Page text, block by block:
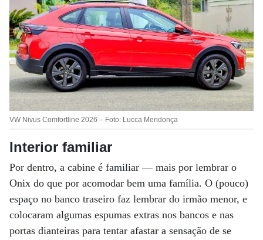
VW Nivus Comfortline 2026 – Foto: Lucca Mendonça
Interior familiar
Por dentro, a cabine é familiar — mais por lembrar o
Onix do que por acomodar bem uma família. O (pouco)
espaço no banco traseiro faz lembrar do irmão menor, e
colocaram algumas espumas extras nos bancos e nas
portas dianteiras para tentar afastar a sensação de se